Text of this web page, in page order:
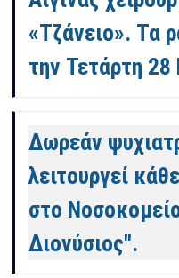
«Τζάνειο». Τα
την Τετάρτη
Δωρεάν
λειτουργεί
στο
Διονύσιος".